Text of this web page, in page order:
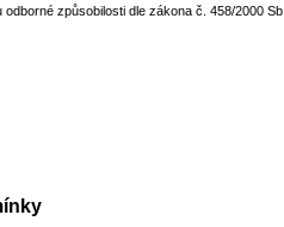
způsobilosti dle zákona č. 458/2000 Sb.